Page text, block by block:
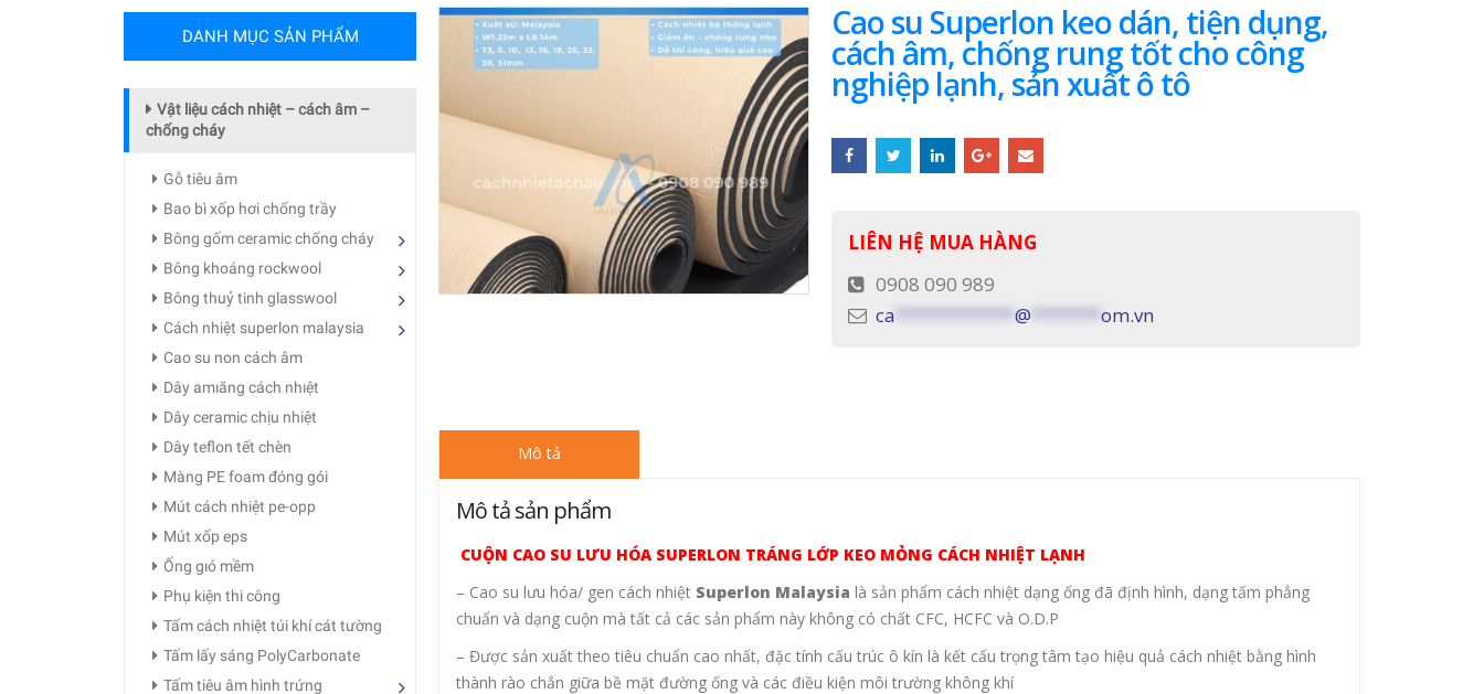
Cao su Superlon keo dán, tiện dụng,
cách âm, chống rung tốt cho công
nghiệp lạnh, sản xuất ô tô
LIÊN HỆ MUA HÀNG
0908 090 989
ca ************@ *******om.vn
Mô tả
Mô tả sản phẩm
CUỘN CAO SU LƯU HÓA SUPERLON TRÁNG LỚP KEO MỎNG CÁCH NHIỆT LẠNH
– Cao su lưu hóa/ gen cách nhiệt Superlon Malaysia là sản phẩm cách nhiệt dạng ống đã định hình, dạng tấm phẳng
chuẩn và dạng cuộn mà tất cả các sản phẩm này không có chất CFC, HCFC và O.D.P
– Được sản xuất theo tiêu chuẩn cao nhất, đặc tính cấu trúc ô kín là kết cấu trọng tâm tạo hiệu quả cách nhiệt bằng hình
thành rào chắn giữa bề mặt đường ống và các điều kiện môi trường không khí
DANH MỤC SẢN PHẨM
Vật liệu cách nhiệt – cách âm –
chống cháy
Gỗ tiêu âm
Bao bì xốp hơi chống trầy
Bông gốm ceramic chống cháy
Bông khoáng rockwool
Bông thuỷ tinh glasswool
Cách nhiệt superlon malaysia
Cao su non cách âm
Dây amıăng cách nhıệt
Dây ceramic chịu nhiệt
Dây teflon tết chèn
Màng PE foam đóng gói
Mút cách nhiệt pe-opp
Mút xốp eps
Ống gıó mềm
Phụ kiện thi công
Tấm cách nhiệt túi khí cát tường
Tấm lấy sáng PolyCarbonate
Tấm tiêu âm hình trứng